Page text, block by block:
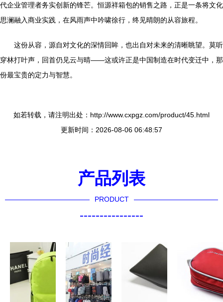
代企业管理者务实创新的锋芒。恒源祥箱包的销售之路，正是一条将文化
思澜融入商业实践，在风雨声中吟啸徐行，终见晴朗的从容旅程。
这份从容，源自对文化的深情回眸，也出自对未来的清晰眺望。莫听
穿林打叶声，回首仍见云与晴——这或许正是中国制造在时代变迁中，那
份最宝贵的定力与智慧。
如若转载，请注明出处：http://www.cxpgz.com/product/45.html
更新时间：2026-08-06 06:48:57
产品列表
PRODUCT
----------------